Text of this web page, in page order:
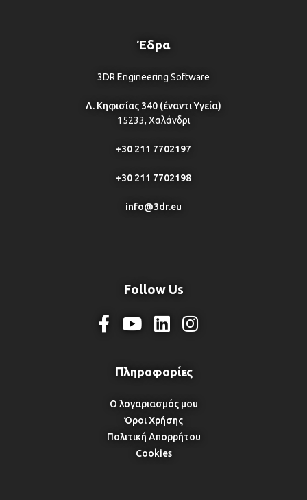
Έδρα
3DR Engineering Software
Λ. Κηφισίας 340 (έναντι Υγεία)
15233, Χαλάνδρι
+30 211 7702197
+30 211 7702198
info@3dr.eu
Follow Us
Ο λογαριασμός μου
Όροι Χρήσης
Πολιτική Απορρήτου
Cookies